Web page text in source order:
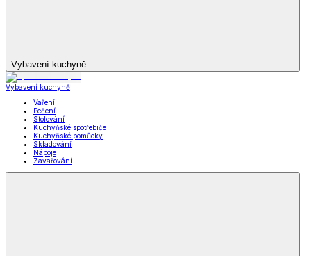
Vybavení kuchyně
Vybavení kuchyně
Vaření
Pečení
Stolování
Kuchyňské spotřebiče
Kuchyňské pomůcky
Skladování
Nápoje
Zavařování